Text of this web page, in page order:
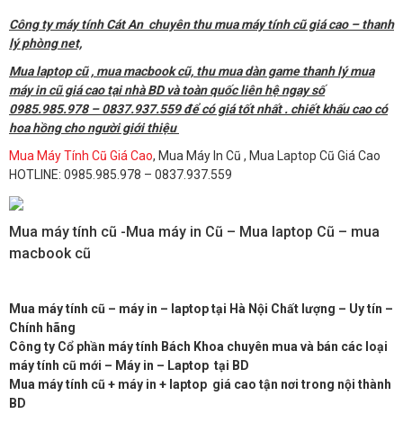
Công ty máy tính Cát An chuyên thu mua máy tính cũ giá cao – thanh
lý phòng net,
Mua laptop cũ , mua macbook cũ, thu mua dàn game thanh lý mua
máy in cũ giá cao tại nhà BD và toàn quốc liên hệ ngay số
0985.985.978 – 0837.937.559 để có giá tốt nhất . chiết khấu cao có
hoa hồng cho người giới thiệu
Mua Máy Tính Cũ Giá Cao, Mua Máy In Cũ , Mua Laptop Cũ Giá Cao
HOTLINE: 0985.985.978 – 0837.937.559
Mua máy tính cũ -Mua máy in Cũ – Mua laptop Cũ – mua
macbook cũ
Mua máy tính cũ – máy in – laptop tại Hà Nội Chất lượng – Uy tín –
Chính hãng
Công ty Cổ phần máy tính Bách Khoa chuyên mua và bán các loại
máy tính cũ mới – Máy in – Laptop tại BD
Mua máy tính cũ + máy in + laptop giá cao tận nơi trong nội thành
BD